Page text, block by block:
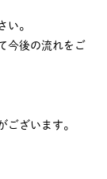
い。
今後の流れをご
ございます。